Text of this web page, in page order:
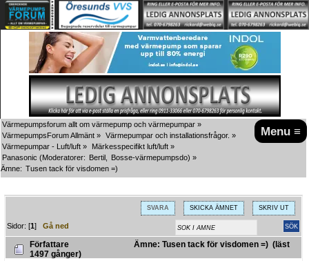
Menu ≡
Värmepumpsforum allt om värmepump och värmepumpar »
VärmepumpsForum Allmänt » Värmepumpar och installationsfrågor. »
Värmepumpar - Luft/luft » Märkesspecifikt luft/luft »
Panasonic (Moderatorer: Bertil Bosse-värmepumpsdo) »
Ämne: Tusen tack för visdomen =)
SVARA SKICKA ÄMNET SKRIV UT
Sidor: [1]Gå ned
Författare
Ämne: Tusen tack för visdomen =) (läst
1497 gånger)